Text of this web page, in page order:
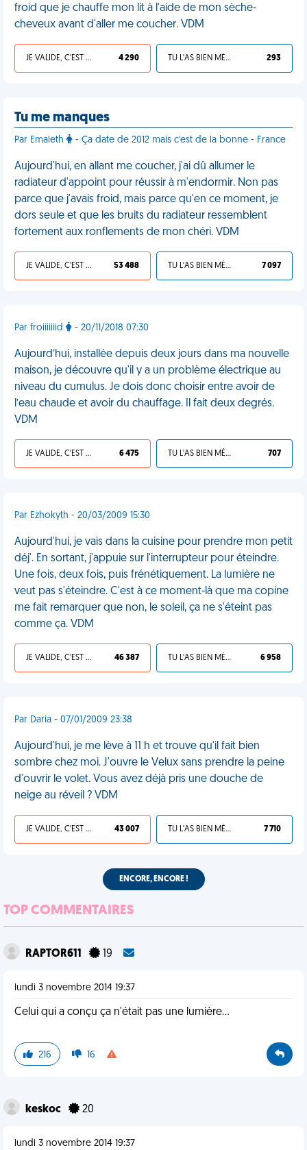
froid que je chauffe mon lit à l'aide de mon sèche-
cheveux avant d'aller me coucher. VDM
JE VALIDE, C'EST UNE VDM 4 290 TU L'AS BIEN MÉRITÉ 293
Tu me manques
Par Emaleth - Ça date de 2012 mais c'est de la bonne - France
Aujourd'hui, en allant me coucher, j'ai dû allumer le
radiateur d'appoint pour réussir à m'endormir. Non pas
parce que j'avais froid, mais parce qu'en ce moment, je
dors seule et que les bruits du radiateur ressemblent
fortement aux ronflements de mon chéri. VDM
JE VALIDE, C'EST UNE VDM 53 488 TU L'AS BIEN MÉRITÉ 7 097
Par froiiiiiiid - 20/11/2018 07:30
Aujourd’hui, installée depuis deux jours dans ma nouvelle
maison, je découvre qu'il y a un problème électrique au
niveau du cumulus. Je dois donc choisir entre avoir de
l’eau chaude et avoir du chauffage. Il fait deux degrés.
VDM
JE VALIDE, C'EST UNE VDM 6 475 TU L'AS BIEN MÉRITÉ 707
Par Ezhokyth - 20/03/2009 15:30
Aujourd'hui, je vais dans la cuisine pour prendre mon petit
déj'. En sortant, j'appuie sur l'interrupteur pour éteindre.
Une fois, deux fois, puis frénétiquement. La lumière ne
veut pas s'éteindre. C'est à ce moment-là que ma copine
me fait remarquer que non, le soleil, ça ne s'éteint pas
comme ça. VDM
JE VALIDE, C'EST UNE VDM 46 387 TU L'AS BIEN MÉRITÉ 6 958
Par Daria - 07/01/2009 23:38
Aujourd'hui, je me lève à 11 h et trouve qu'il fait bien
sombre chez moi. J'ouvre le Velux sans prendre la peine
d'ouvrir le volet. Vous avez déjà pris une douche de
neige au réveil ? VDM
JE VALIDE, C'EST UNE VDM 43 007 TU L'AS BIEN MÉRITÉ 7 710
ENCORE, ENCORE !
TOP COMMENTAIRES
RAPTOR611 19
lundi 3 novembre 2014 19:37
Celui qui a conçu ça n'était pas une lumière...
216 16
keskoc 20
lundi 3 novembre 2014 19:37